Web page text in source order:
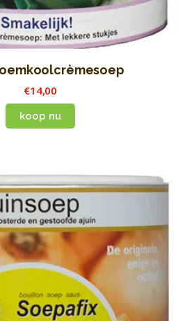
€14,00
koop nu